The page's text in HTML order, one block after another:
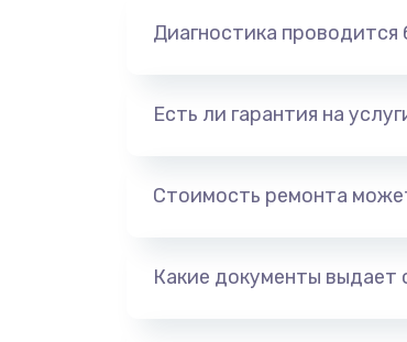
Диагностика проводится
Есть ли гарантия на
Стоимость ремонта
Какие документы выдает